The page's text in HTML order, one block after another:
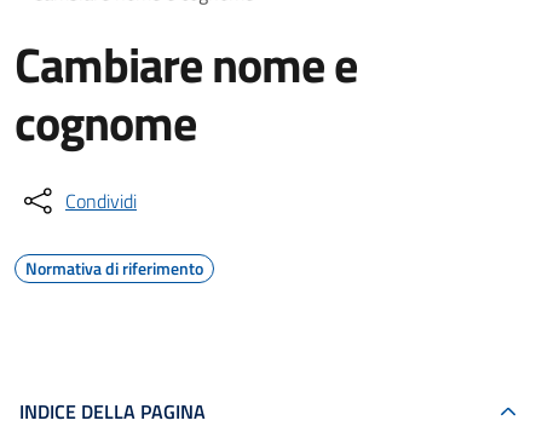
Cambiare nome e
cognome
Condividi
Normativa di riferimento
INDICE DELLA PAGINA